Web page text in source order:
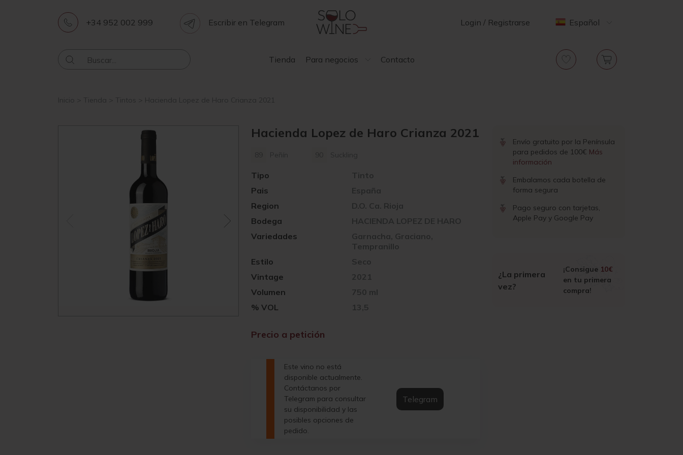
+34 952 002 999 Escribir en Telegram Login / Registrarse Español
Tienda Para negocios Contacto
Inicio Tienda Tintos Hacienda Lopez de Haro Crianza 2021
Hacienda Lopez de Haro Crianza 2021
Peñín Suckling
Pais España
Vintage 2021
Region D.O. Ca. Rioja
Volumen 750 ml
Bodega HACIENDA LOPEZ DE HARO
% VOL 13,5
Variedades
Garnacha, Graciano,
Tempranillo
Tipo Tinto
Estilo Seco
Precio a petición
Este vino no está
disponible actualmente.
Contáctanos por
Telegram para consultar
su disponibilidad y las
posibles opciones de
pedido.
Telegram
Envío gratuito por la Península
para pedidos de 100€ Más
información
Embalamos cada botella de
forma segura
Pago seguro con tarjetas,
Apple Pay y Google Pay
¿La primera
vez?
¡Consigue 10€
en tu primera
compra!